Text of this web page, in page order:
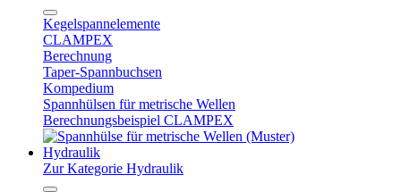
Kegelspannelemente
CLAMPEX
Berechnung
Taper-Spannbuchsen
Kompedium
Spannhülsen für metrische Wellen
Berechnungsbeispiel CLAMPEX
Hydraulik
Zur Kategorie Hydraulik